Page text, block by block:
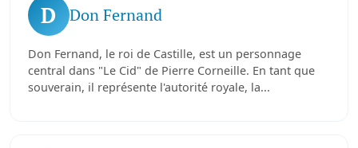
D Don Fernand
Don Fernand, le roi de Castille, est un personnage
central dans "Le Cid" de Pierre Corneille. En tant que
souverain, il représente l'autorité royale, la...